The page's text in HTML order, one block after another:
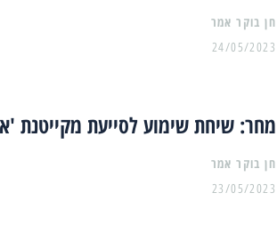
24/05/2023
מחר: שיחת שימוע לסייעת מקייטנת
23/05/2023